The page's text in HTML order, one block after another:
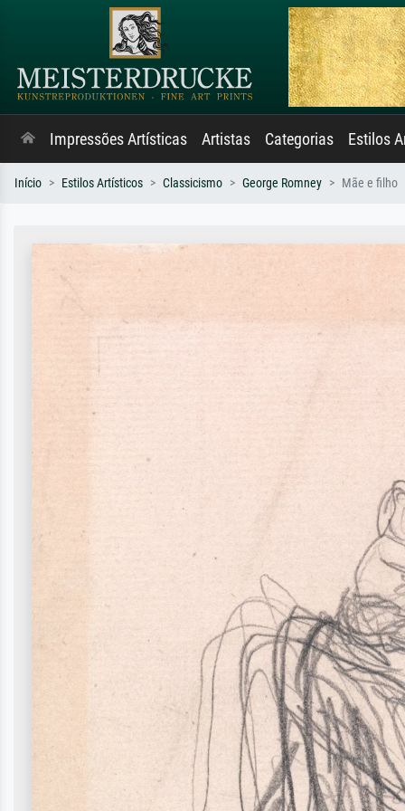
Impressões Artísticas Artistas Categorias Estilos
Início Estilos Artísticos Classicismo George Romney Mãe e filho